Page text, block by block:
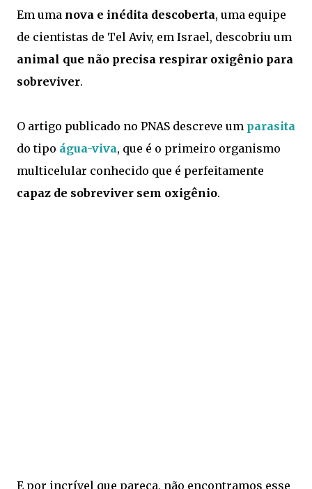
Em uma nova e inédita descoberta, uma equipe
de cientistas de Tel Aviv, em Israel, descobriu um
animal que não precisa respirar oxigênio para
sobreviver.
O artigo publicado no PNAS descreve um parasita
do tipo água-viva, que é o primeiro organismo
multicelular conhecido que é perfeitamente
capaz de sobreviver sem oxigênio.
E por incrível que pareça, não encontramos esse